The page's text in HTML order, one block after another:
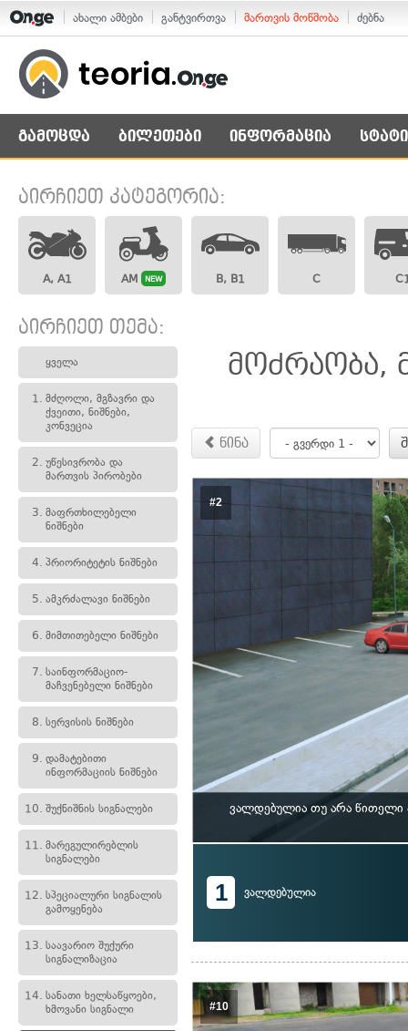
ახალი ამბები განტვირთვა მართვის მოწმობა ძებნა
გამოცდა ბილეთები ინფორმაცია
აირჩიეთ კატეგორია:
A, A1 AM NEW B, B1 C
აირჩიეთ თემა:
ყველა
1. მძღოლი, მგზავრი და
ქვეითი, ნიშნები,
კონვეცია
2. უწესივრობა და
მართვის პირობები
3. მაფრთხილებელი
ნიშნები
4. პრიორიტეტის ნიშნები
5. ამკრძალავი ნიშნები
6. მიმთითებელი ნიშნები
7. საინფორმაციო-
მაჩვენებელი ნიშნები
8. სერვისის ნიშნები
9. დამატებითი
ინფორმაციის ნიშნები
10. შუქნიშნის სიგნალები
11. მარეგულირებლის
სიგნალები
12. სპეციალური სიგნალის
გამოყენება
13. საავარიო შუქური
სიგნალიზაცია
14. სანათი ხელსაწყოები,
ხმოვანი სიგნალი
მოძრაობა,
წინა
#2
ვალდებულია თუ არა წითელი
1 ვალდებულია
#10